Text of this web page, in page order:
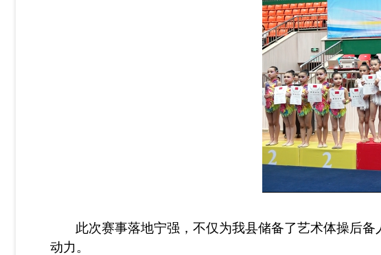
此次赛事落地宁强，不仅为我县储备了艺术体操后
动力。